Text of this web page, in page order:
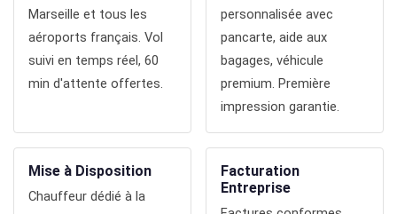
d'affaires
Contact
Politique
de
Marseille et tous les
aéroports français. Vol
suivi en temps réel, 60
min d'attente offertes.
personnalisée avec
pancarte, aide aux
bagages, véhicule
premium. Première
impression garantie.
Mise à Disposition
Chauffeur dédié à la
Facturation
Entreprise